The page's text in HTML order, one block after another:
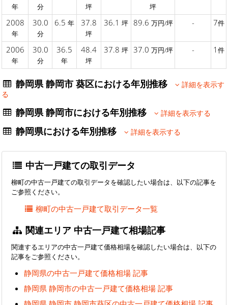
年 分 坪
坪
2008
年
30.0
分
6.5 年 37.8
坪
36.1 坪 89.6 万円/坪 - 7件
2006
年
30.0
分
36.5
年
48.4
坪
37.8 坪 37.0 万円/坪 - 1 件
静岡県 静岡市 葵区における年別推移
詳細を表示す
る
静岡県 静岡市における年別推移 詳細を表示する
静岡県における年別推移 詳細を表示する
中古一戸建ての取引データ
柳町の中古一戸建ての取引データを確認したい場合は、以下の記事を
ご参照ください。
柳町の中古一戸建て取引データ一覧
関連エリア 中古一戸建て相場記事
関連するエリアの中古一戸建て価格相場を確認したい場合は、以下の
記事をご参照ください。
静岡県の中古一戸建て価格相場 記事
静岡県 静岡市の中古一戸建て価格相場 記事